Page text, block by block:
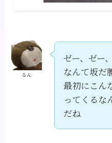
るん
ゼー、ゼー
なんて坂だ
最初にこん
ってくるな
だね